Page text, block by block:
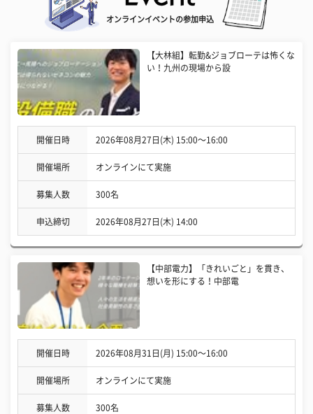
オンラインイベントの参加申込
【大林組】転勤&ジョブローテは怖くな
い！九州の現場から設
開催日時 2026年08月27日(木) 15:00〜16:00
開催場所 オンラインにて実施
募集人数 300名
申込締切 2026年08月27日(木) 14:00
【中部電力】「きれいごと」を貫き、
想いを形にする！中部電
開催日時 2026年08月31日(月) 15:00〜16:00
開催場所 オンラインにて実施
募集人数 300名